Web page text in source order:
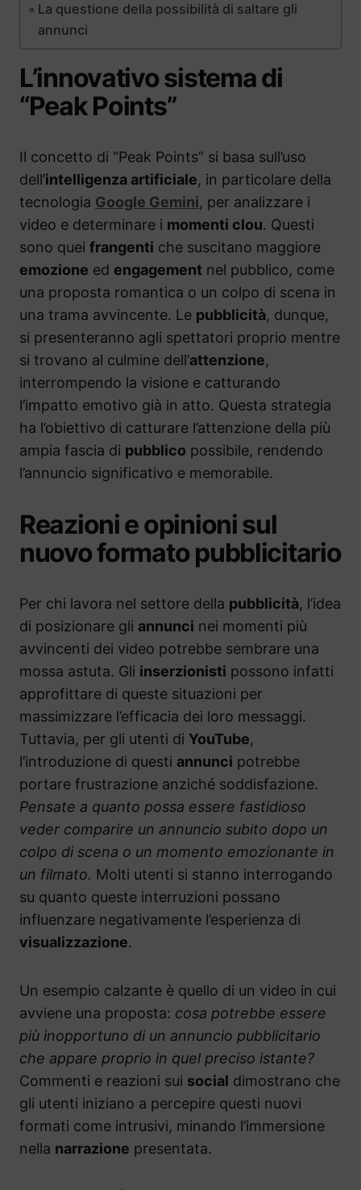
La questione della possibilità di saltare gli
annunci
L’innovativo sistema di
“Peak Points”
Il concetto di “Peak Points” si basa sull’uso
dell’intelligenza artificiale, in particolare della
tecnologia Google Gemini, per analizzare i
video e determinare i momenti clou. Questi
sono quei frangenti che suscitano maggiore
emozione ed engagement nel pubblico, come
una proposta romantica o un colpo di scena in
una trama avvincente. Le pubblicità, dunque,
si presenteranno agli spettatori proprio mentre
si trovano al culmine dell’attenzione,
interrompendo la visione e catturando
l’impatto emotivo già in atto. Questa strategia
ha l’obiettivo di catturare l’attenzione della più
ampia fascia di pubblico possibile, rendendo
l’annuncio significativo e memorabile.
Reazioni e opinioni sul
nuovo formato pubblicitario
Per chi lavora nel settore della pubblicità, l’idea
di posizionare gli annunci nei momenti più
avvincenti dei video potrebbe sembrare una
mossa astuta. Gli inserzionisti possono infatti
approfittare di queste situazioni per
massimizzare l’efficacia dei loro messaggi.
Tuttavia, per gli utenti di YouTube,
l’introduzione di questi annunci potrebbe
portare frustrazione anziché soddisfazione.
Pensate a quanto possa essere fastidioso
veder comparire un annuncio subito dopo un
colpo di scena o un momento emozionante in
un filmato. Molti utenti si stanno interrogando
su quanto queste interruzioni possano
influenzare negativamente l’esperienza di
visualizzazione.
Un esempio calzante è quello di un video in cui
avviene una proposta: cosa potrebbe essere
più inopportuno di un annuncio pubblicitario
che appare proprio in quel preciso istante?
Commenti e reazioni sui social dimostrano che
gli utenti iniziano a percepire questi nuovi
formati come intrusivi, minando l’immersione
nella narrazione presentata.